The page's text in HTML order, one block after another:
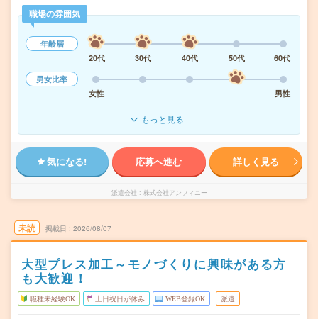
職場の雰囲気
年齢層
20代
30代 40代 50代
60代
男女比率
女性
男性
もっと見る
気になる! 応募へ進む 詳しく見る
派遣会社 株式会社アンフィニー
未読 掲載日 2026/08/07
大型プレス加工～モノづくりに興味がある方
も大歓迎！
職種未経験OK 土日祝日が休み WEB登録OK 派遣